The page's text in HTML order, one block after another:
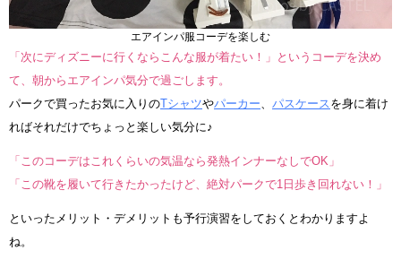
エアインパ服コーデを楽しむ
「次にディズニーに行くならこんな服が着たい！」というコーデを決め
て、朝からエアインパ気分で過ごします。
パークで買ったお気に入りのTシャツやパーカー、 パスケースを身に着け
ればそれだけでちょっと楽しい気分に♪
「このコーデはこれくらいの気温なら発熱インナーなしでOK」
「この靴を履いて行きたかったけど、絶対パークで1日歩き回れない！」
といったメリット・デメリットも予行演習をしておくとわかりますよ
ね。